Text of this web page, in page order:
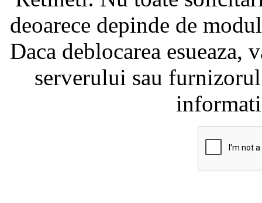
deoarece depinde de
Daca deblocarea
serverului sau